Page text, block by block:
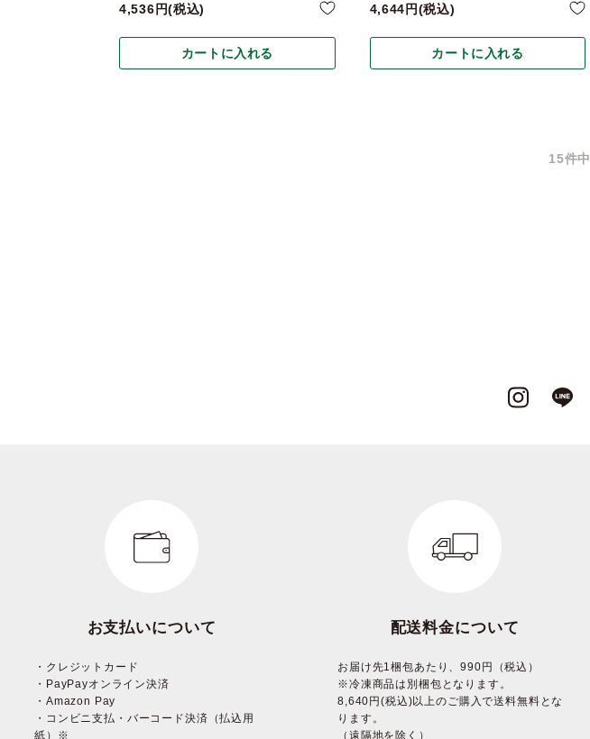
4,536 税込
カートに入れる
4,644
税込
カートに入れる
15件中
お支払いについて
・クレジットカード
・PayPayオンライン決済
・Amazon Pay
・コンビニ支払・バーコード決済（払込用
紙）※
配送料金について
お届け先1梱包あたり、990円（税込）
※冷凍商品は別梱包となります。
8,640円(税込)以上のご購入で送料無料とな
ります。
（遠隔地を除く）